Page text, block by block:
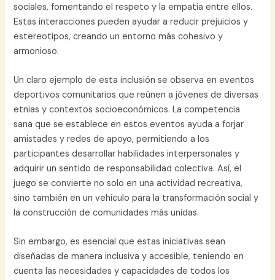
sociales, fomentando el respeto y la empatía entre ellos.
Estas interacciones pueden ayudar a reducir prejuicios y
estereotipos, creando un entorno más cohesivo y
armonioso.
Un claro ejemplo de esta inclusión se observa en eventos
deportivos comunitarios que reúnen a jóvenes de diversas
etnias y contextos socioeconómicos. La competencia
sana que se establece en estos eventos ayuda a forjar
amistades y redes de apoyo, permitiendo a los
participantes desarrollar habilidades interpersonales y
adquirir un sentido de responsabilidad colectiva. Así, el
juego se convierte no solo en una actividad recreativa,
sino también en un vehículo para la transformación social y
la construcción de comunidades más unidas.
Sin embargo, es esencial que estas iniciativas sean
diseñadas de manera inclusiva y accesible, teniendo en
cuenta las necesidades y capacidades de todos los